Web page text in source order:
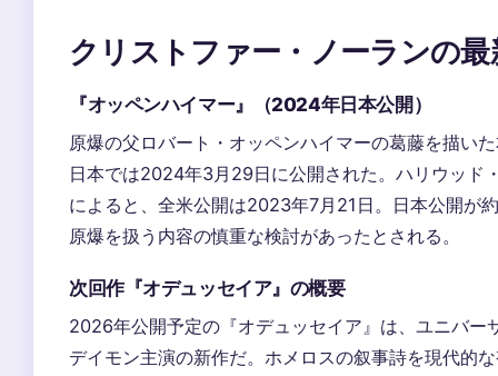
クリストファー・ノーランの
『オッペンハイマー』（2024年日本公開）
原爆の父ロバート・オッペンハイマーの葛藤を描い
日本では2024年3月29日に公開された。ハリウッド
によると、全米公開は2023年7月21日。日本公開が
原爆を扱う内容の慎重な検討があったとされる。
次回作『オデュッセイア』の概要
2026年公開予定の『オデュッセイア』は、ユニバー
デイモン主演の新作だ。ホメロスの叙事詩を現代的